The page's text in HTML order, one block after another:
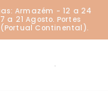
Armazém - 12 a 24
a 21 Agosto. Portes
Continental).